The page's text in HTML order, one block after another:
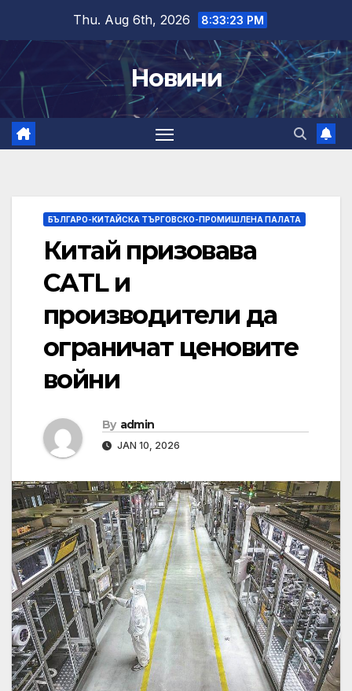
content
Thu. Aug 6th, 2026 8:33:24 PM
Новини
БЪЛГАРО-КИТАЙСКА ТЪРГОВСКО-ПРОМИШЛЕНА ПАЛАТА
Китай призовава
CATL и
производители да
ограничат ценовите
войни
By admin
JAN 10, 2026